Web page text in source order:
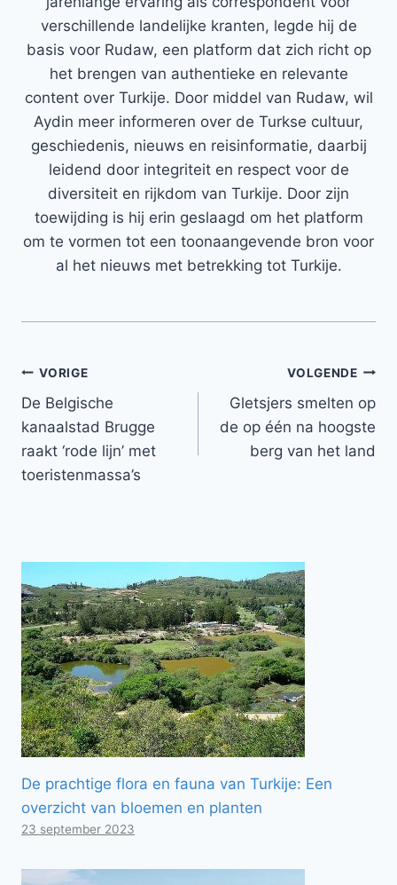
verschillende landelijke kranten, legde hij de
basis voor Rudaw, een platform dat zich richt op
het brengen van authentieke en relevante
content over Turkije. Door middel van Rudaw, wil
Aydin meer informeren over de Turkse cultuur,
geschiedenis, nieuws en reisinformatie, daarbij
leidend door integriteit en respect voor de
diversiteit en rijkdom van Turkije. Door zijn
toewijding is hij erin geslaagd om het platform
om te vormen tot een toonaangevende bron voor
al het nieuws met betrekking tot Turkije.
Bericht
navigatie
VORIGE
De Belgische
kanaalstad Brugge
raakt ‘rode lijn’ met
toeristenmassa’s
VOLGENDE
Gletsjers smelten op
de op één na hoogste
berg van het land
De prachtige flora en fauna van Turkije: Een
overzicht van bloemen en planten
23 september 2023